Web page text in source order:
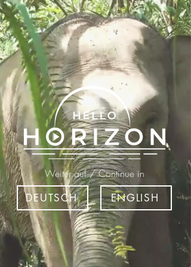
Weiter auf / Continue in
DEUTSCH
ENGLISH